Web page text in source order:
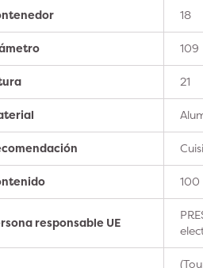
18
109
21
100
responsable UE